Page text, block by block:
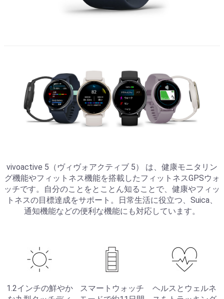
vivoactive 5（ヴィヴォアクティブ 5） は、健康モニタリン
グ機能やフィットネス機能を搭載したフィットネスGPSウォ
ッチです。自分のことをとことん知ることで、健康やフィッ
トネスの目標達成をサポート。日常生活に役立つ、Suica、
通知機能などの便利な機能にも対応しています。
1.2インチの鮮やか
スマートウォッチ
ヘルスとウェルネ